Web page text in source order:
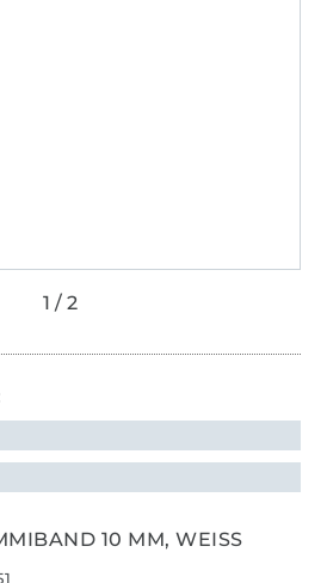
10 MM, WEISS